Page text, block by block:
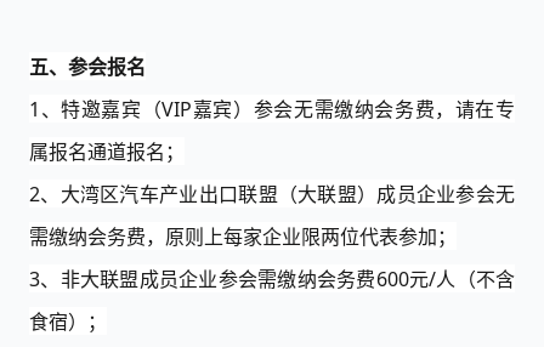
五、参会报名
1、特邀嘉宾（VIP嘉宾）参会无需缴纳会务费，请在专
属报名通道报名；
2、大湾区汽车产业出口联盟（大联盟）成员企业参会无
需缴纳会务费，原则上每家企业限两位代表参加；
3、非大联盟成员企业参会需缴纳会务费600元/人（不含
食宿）
；